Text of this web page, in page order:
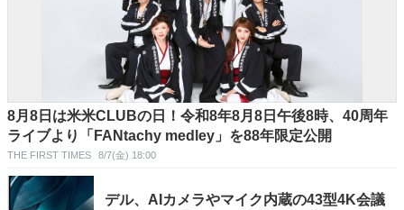
8月8日は米米CLUBの日！令和8年8月8日午後8時、40周年
ライブより「FANtachy medley」を88年限定公開
THE FIRST TIMES 8/7(金) 18:00
デル、AIカメラやマイク内蔵の43型4K会議